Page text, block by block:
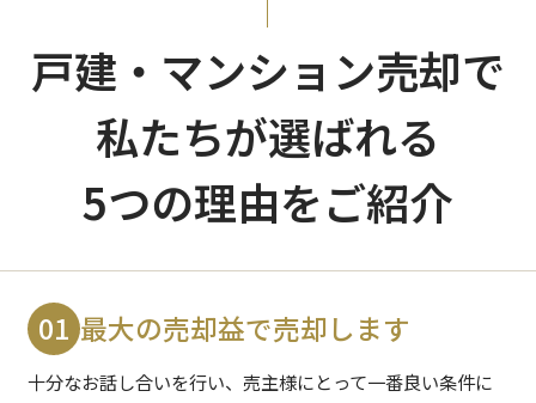
戸建・マンション売却で
私たちが選ばれる
5つの理由をご紹介
01 最大の売却益で売却します
十分なお話し合いを行い、売主様にとって一番良い条件に